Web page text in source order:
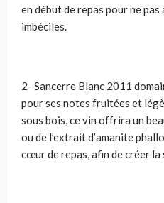
en début de repas pour ne
imbéciles.
2- Sancerre Blanc 2011
pour ses notes fruitées et
sous bois, ce vin offrira un
ou de l’extrait d’amanite
cœur de repas, afin de créer